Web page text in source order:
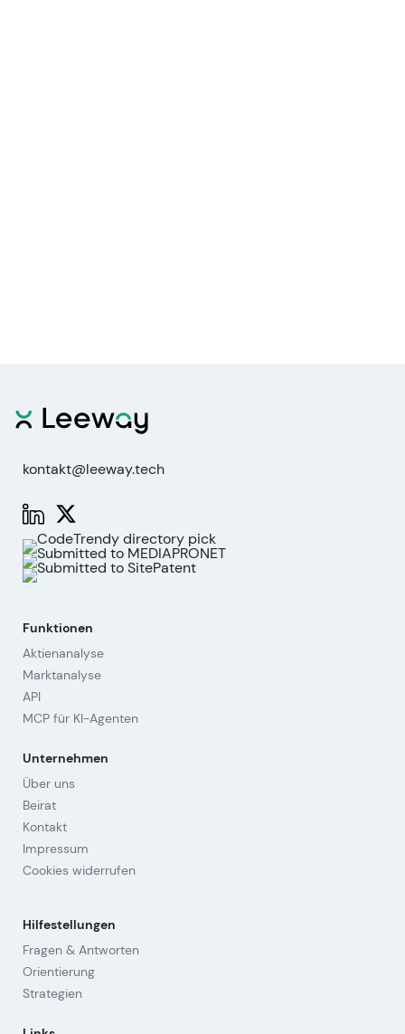
kontakt@leeway.tech
Funktionen
Aktienanalyse
Marktanalyse
API
MCP für KI-Agenten
Unternehmen
Über uns
Beirat
Kontakt
Impressum
Cookies widerrufen
Hilfestellungen
Fragen & Antworten
Orientierung
Strategien